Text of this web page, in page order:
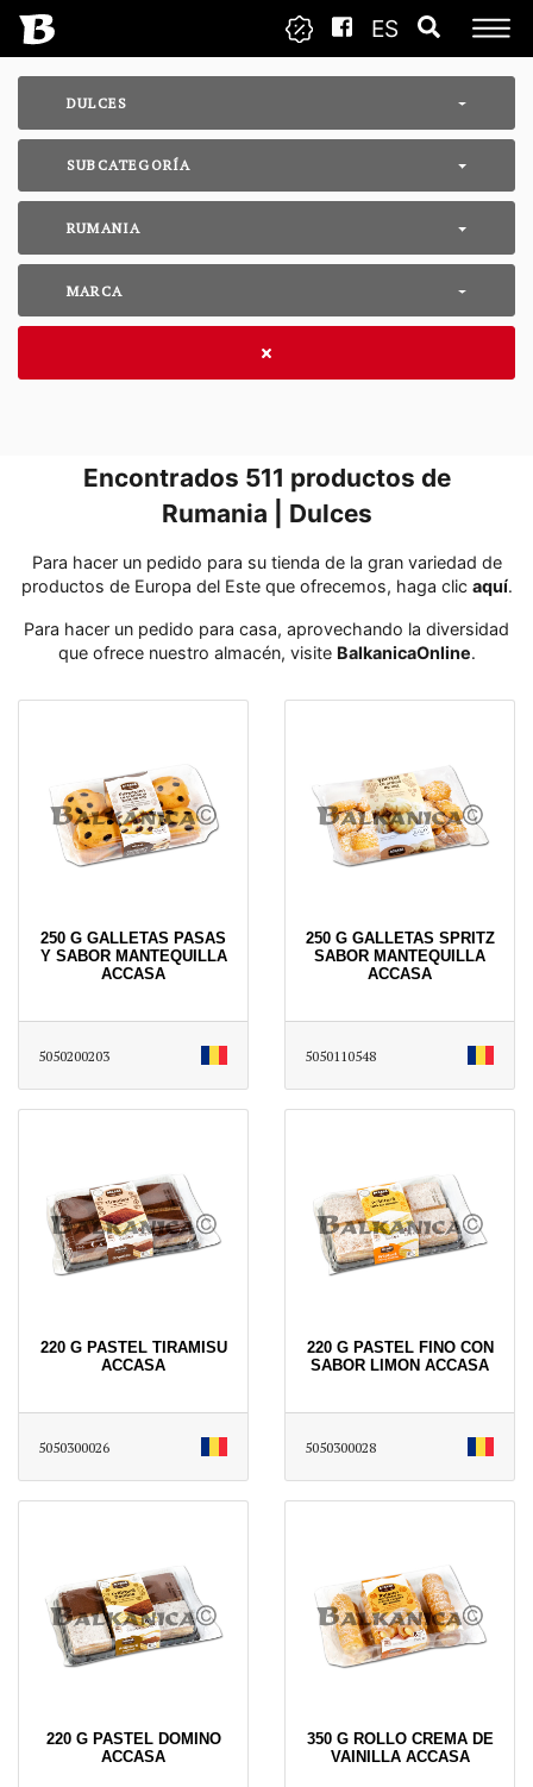
ES
DULCES
SUBCATEGORÍA
RUMANIA
MARCA
Encontrados 511 productos de
Rumania | Dulces
Para hacer un pedido para su tienda de la gran variedad de
productos de Europa del Este que ofrecemos, haga clic aquí․
Para hacer un pedido para casa, aprovechando la diversidad
que ofrece nuestro almacén, visite BalkanicaOnline․
250 G GALLETAS PASAS
Y SABOR MANTEQUILLA
ACCASA
5050200203
250 G GALLETAS SPRITZ
SABOR MANTEQUILLA
ACCASA
5050110548
220 G PASTEL TIRAMISU
ACCASA
5050300026
220 G PASTEL FINO CON
SABOR LIMON ACCASA
5050300028
220 G PASTEL DOMINO
ACCASA
350 G ROLLO CREMA DE
VAINILLA ACCASA